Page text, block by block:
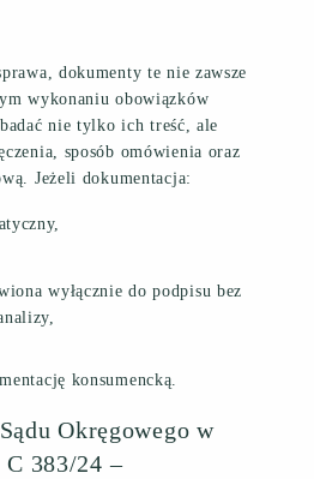
dokumenty te nie zawsze
wykonaniu obowiązków
nie tylko ich treść, ale
sposób omówienia oraz
Jeżeli dokumentacja:
wyłącznie do podpisu bez
konsumencką.
Okręgowego w
383/24 –